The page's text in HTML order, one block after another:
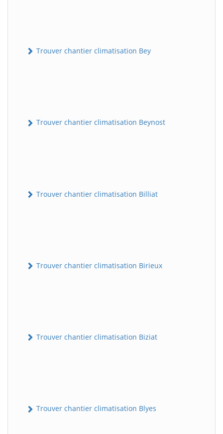
Trouver chantier climatisation Bey
Trouver chantier climatisation Beynost
Trouver chantier climatisation Billiat
Trouver chantier climatisation Birieux
Trouver chantier climatisation Biziat
Trouver chantier climatisation Blyes